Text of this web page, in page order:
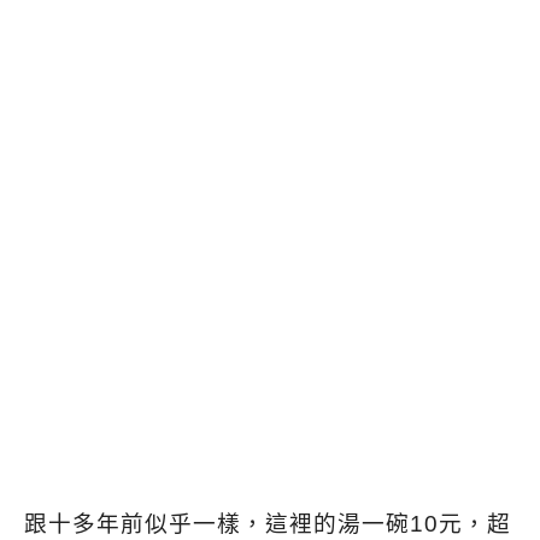
跟十多年前似乎一樣，這裡的湯一碗10元，超